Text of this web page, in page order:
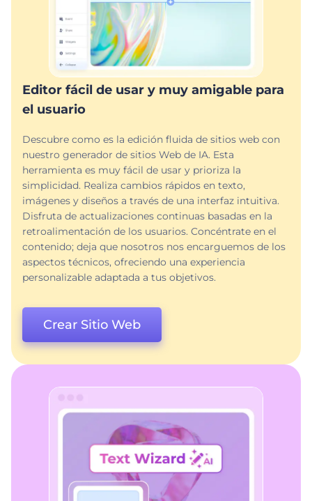
Editor fácil de usar y muy amigable para
el usuario
Descubre como es la edición fluida de sitios web con
nuestro generador de sitios Web de IA. Esta
herramienta es muy fácil de usar y prioriza la
simplicidad. Realiza cambios rápidos en texto,
imágenes y diseños a través de una interfaz intuitiva.
Disfruta de actualizaciones continuas basadas en la
retroalimentación de los usuarios. Concéntrate en el
contenido; deja que nosotros nos encarguemos de los
aspectos técnicos, ofreciendo una experiencia
personalizable adaptada a tus objetivos.
Crear Sitio Web